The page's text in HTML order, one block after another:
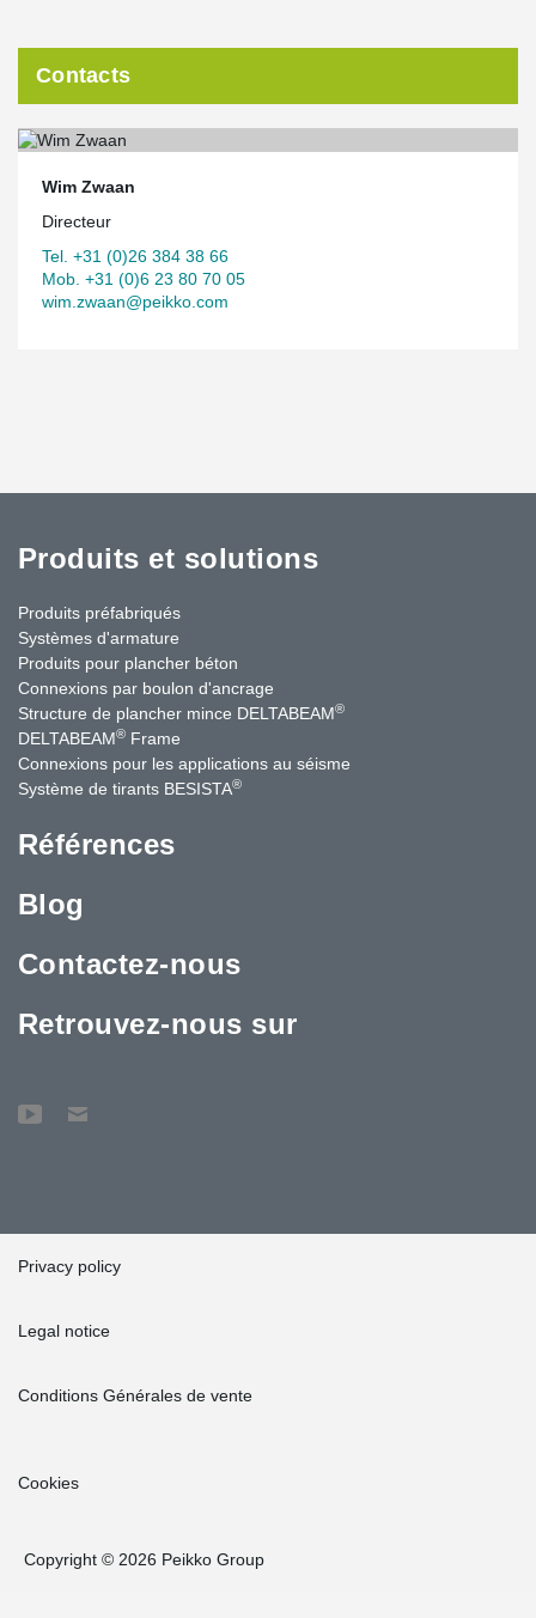
Contacts
Wim Zwaan
Directeur
Tel. +31 (0)26 384 38 66
Mob. +31 (0)6 23 80 70 05
wim.zwaan@peikko.com
Produits et solutions
Produits préfabriqués
Systèmes d'armature
Produits pour plancher béton
Connexions par boulon d'ancrage
Structure de plancher mince DELTABEAM®
DELTABEAM® Frame
Connexions pour les applications au séisme
Système de tirants BESISTA®
Références
Blog
Contactez-nous
Retrouvez-nous sur
Privacy policy
Legal notice
Conditions Générales de vente
Cookies
Copyright © 2026 Peikko Group